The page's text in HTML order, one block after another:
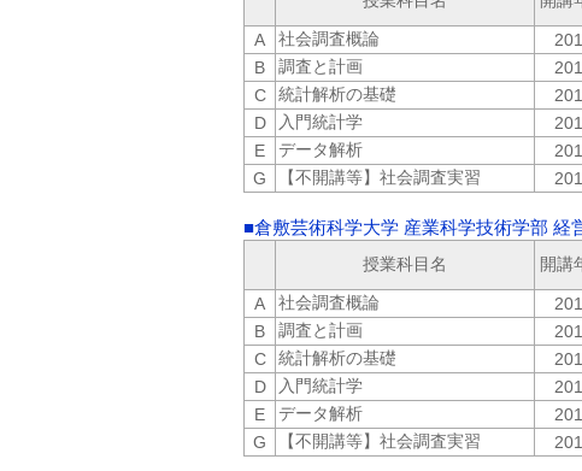
A
社会調査概論
B
調査と計画
C
統計解析の基礎
D
入門統計学
E
データ解析
G
【不開講等】社会調査実習
■倉敷芸術科学大学 産業科学技術学部
授業科目名 開講
A
社会調査概論
B
調査と計画
C
統計解析の基礎
D
入門統計学
E
データ解析
G
【不開講等】社会調査実習